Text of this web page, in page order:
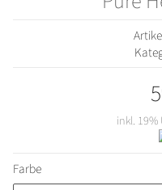
inkl. 19%
Farbe